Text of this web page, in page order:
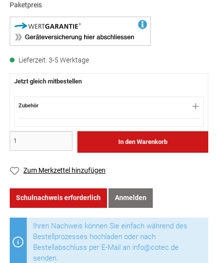
Paketpreis
Lieferzeit: 3-5 Werktage
Jetzt gleich mitbestellen
Zubehör
In den Warenkorb
Zum Merkzettel hinzufügen
Schulnachweis erforderlich Anmelden
Ihren Nachweis können Sie einfach während des
Bestellprozesses hochladen oder nach
Bestellabschluss per E-Mail an info@cotec.de
senden.